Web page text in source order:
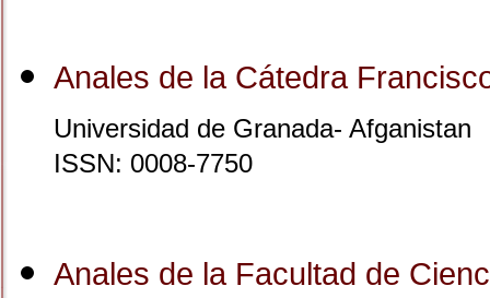
Anales de la Cátedra
Universidad de Granada- Afganistan
ISSN: 0008-7750
Anales de la Facultad de